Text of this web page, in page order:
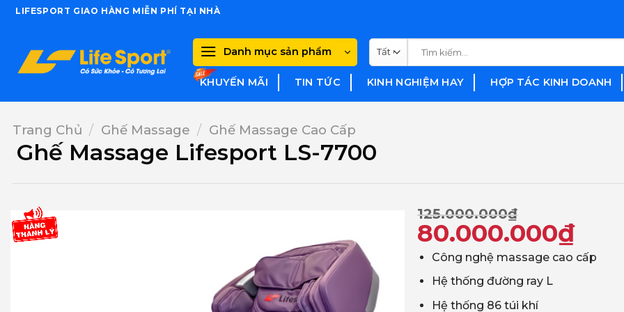
SkipLIFESPORT GIAO HÀNG MIỄN PHÍ TẠI NHÀ
Danh mục sản phẩm
kiếm:
KHUYẾN MÃI TIN TỨC KINH NGHIỆM HAY HỢP TÁC KINH DOANH
Trang Chủ / Ghế Massage / Ghế Massage Cao Cấp
Ghế Massage Lifesport LS-7700
125.000.000₫
Giá
gốc
là:
125.000.000₫.
80.000.000₫
Giá
hiện
tại
là:
Công nghệ massage cao cấp
Hệ thống đường ray L
Hệ thống 86 túi khí